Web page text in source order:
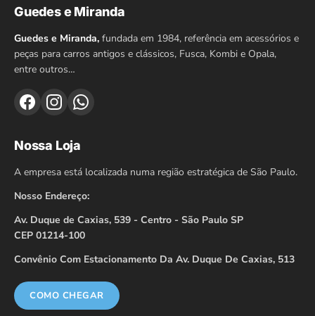
Guedes e Miranda
Guedes e Miranda, fundada em 1984, referência em acessórios e
peças para carros antigos e clássicos, Fusca, Kombi e Opala,
entre outros…
Nossa Loja
A empresa está localizada numa região estratégica de São Paulo.
Nosso Endereço:
Av. Duque de Caxias, 539 - Centro - São Paulo SP
CEP 01214-100
Convênio Com Estacionamento Da Av. Duque De Caxias, 513
COMO CHEGAR